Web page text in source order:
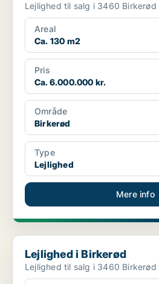
Areal
Ca. 130 m2
Pris
Ca. 6.000.000 kr.
Område
Birkerød
Type
Lejlighed
Mere info
Lejlighed i Birkerød
Lejlighed i Birkerød